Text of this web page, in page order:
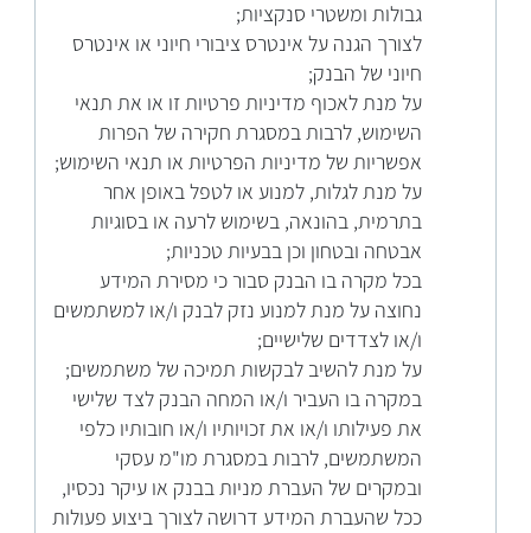
גבולות ומשטרי סנקציות;
לצורך הגנה על אינטרס ציבורי חיוני או אינטרס
חיוני של הבנק;
על מנת לאכוף מדיניות פרטיות זו או את תנאי
השימוש, לרבות במסגרת חקירה של הפרות
אפשריות של מדיניות הפרטיות או תנאי השימוש;
על מנת לגלות, למנוע או לטפל באופן אחר
בתרמית, בהונאה, בשימוש לרעה או בסוגיות
אבטחה ובטחון וכן בבעיות טכניות;
בכל מקרה בו הבנק סבור כי מסירת המידע
נחוצה על מנת למנוע נזק לבנק ו/או למשתמשים
ו/או לצדדים שלישיים;
על מנת להשיב לבקשות תמיכה של משתמשים;
במקרה בו העביר ו/או המחה הבנק לצד שלישי
את פעילותו ו/או את זכויותיו ו/או חובותיו כלפי
המשתמשים, לרבות במסגרת מו"מ עסקי
ובמקרים של העברת מניות בבנק או עיקר נכסיו,
ככל שהעברת המידע דרושה לצורך ביצוע פעולות